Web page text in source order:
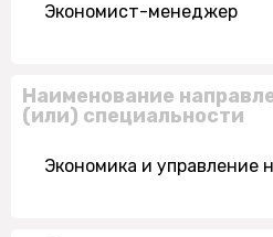
Экономист-менеджер
Наименование
(или) специальности
Экономика и управление